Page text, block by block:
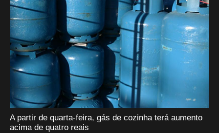
A partir de quarta-feira, gás de cozinha terá aumento
acima de quatro reais